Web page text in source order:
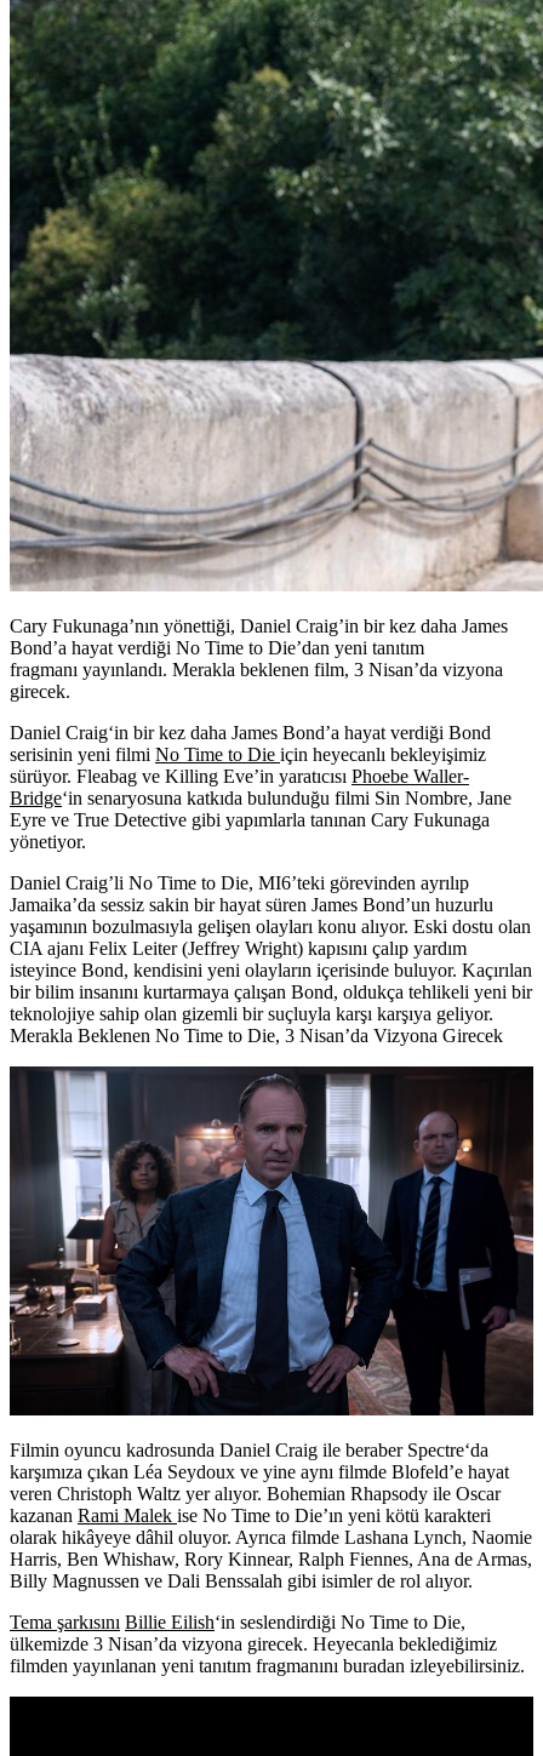
Cary Fukunaga’nın yönettiği, Daniel Craig’in bir kez daha James
Bond’a hayat verdiği No Time to Die’dan yeni tanıtım
fragmanı yayınlandı. Merakla beklenen film, 3 Nisan’da vizyona
girecek.
Daniel Craig‘in bir kez daha James Bond’a hayat verdiği Bond
serisinin yeni filmi No Time to Die için heyecanlı bekleyişimiz
sürüyor. Fleabag ve Killing Eve’in yaratıcısı Phoebe Waller-
Bridge‘in senaryosuna katkıda bulunduğu filmi Sin Nombre, Jane
Eyre ve True Detective gibi yapımlarla tanınan Cary Fukunaga
yönetiyor.
Daniel Craig’li No Time to Die, MI6’teki görevinden ayrılıp
Jamaika’da sessiz sakin bir hayat süren James Bond’un huzurlu
yaşamının bozulmasıyla gelişen olayları konu alıyor. Eski dostu olan
CIA ajanı Felix Leiter (Jeffrey Wright) kapısını çalıp yardım
isteyince Bond, kendisini yeni olayların içerisinde buluyor. Kaçırılan
bir bilim insanını kurtarmaya çalışan Bond, oldukça tehlikeli yeni bir
teknolojiye sahip olan gizemli bir suçluyla karşı karşıya geliyor.
Merakla Beklenen No Time to Die, 3 Nisan’da Vizyona Girecek
Filmin oyuncu kadrosunda Daniel Craig ile beraber Spectre‘da
karşımıza çıkan Léa Seydoux ve yine aynı filmde Blofeld’e hayat
veren Christoph Waltz yer alıyor. Bohemian Rhapsody ile Oscar
kazanan Rami Malek ise No Time to Die’ın yeni kötü karakteri
olarak hikâyeye dâhil oluyor. Ayrıca filmde Lashana Lynch, Naomie
Harris, Ben Whishaw, Rory Kinnear, Ralph Fiennes, Ana de Armas,
Billy Magnussen ve Dali Benssalah gibi isimler de rol alıyor.
Tema şarkısını Billie Eilish‘in seslendirdiği No Time to Die,
ülkemizde 3 Nisan’da vizyona girecek. Heyecanla beklediğimiz
filmden yayınlanan yeni tanıtım fragmanını buradan izleyebilirsiniz.